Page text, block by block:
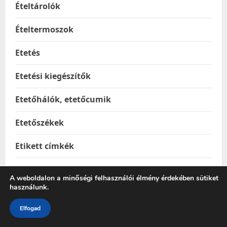
Ételtárolók
Ételtermoszok
Etetés
Etetési kiegészítők
Etetőhálók, etetőcumik
Etetőszékek
Etikett címkék
Etikettnyomtatók és kellékek
Étkészletek
Evéslassító kisállat tálak
A weboldalon a minőségi felhasználói élmény érdekében sütiket
használunk.
Elfogad